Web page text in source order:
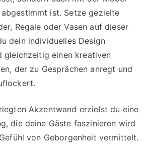
ist. Setze gezielte
Regale oder Vasen auf dieser
dein individuelles Design
gleichzeitig einen kreativen
der zu Gesprächen anregt und
Akzentwand erzielst du eine
die deine Gäste faszinieren wird
von Geborgenheit vermittelt.